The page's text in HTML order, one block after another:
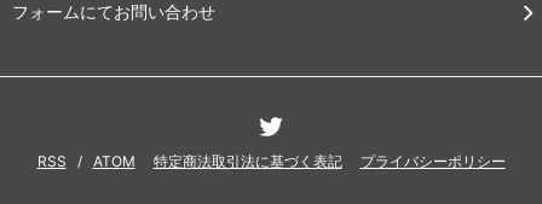
フォームにてお問い合わせ
RSS / ATOM 特定商法取引法に基づく表記 プライバシーポリシー